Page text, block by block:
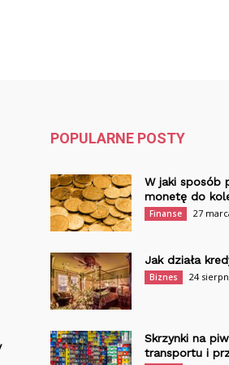
POPULARNE POSTY
W jaki sposób
monetę do
Finanse 27
Jak działa
Biznes 24
Skrzynki na
transportu i